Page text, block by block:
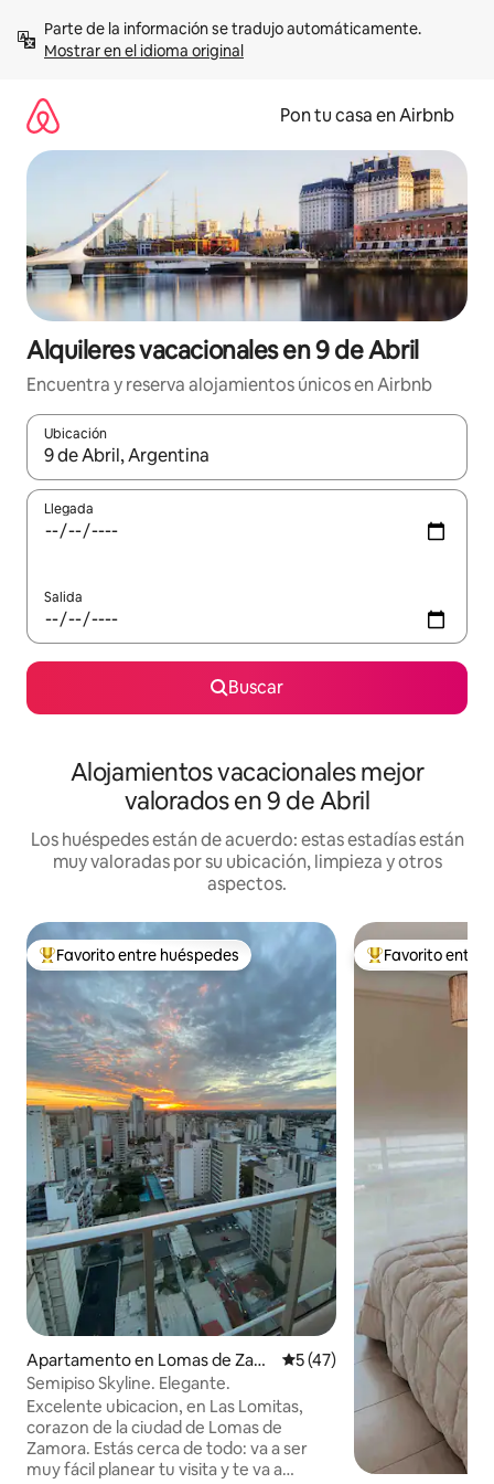
contenidoMostrar en el idioma original
Pon tu casa en Airbnb
Alquileres vacacionales en 9 de Abril
Encuentra y reserva alojamientos únicos en Airbnb
Ubicación
Cuando los resultados estén disponibles, navega con las
Llegada
Salida
Buscar
Alojamientos vacacionales mejor
valorados en 9 de Abril
Los huéspedes están de acuerdo: estas estadías están
muy valoradas por su ubicación, limpieza y otros
aspectos.
Favorito entre huéspedes preferido
Favorito entre huéspedes
Apartamento en Lomas de Zam
ora
Calificación promedio: 5 de
5 (47)
Semipiso Skyline. Elegante.
Excelente ubicacion, en Las Lomitas,
corazon de la ciudad de Lomas de
Zamora. Estás cerca de todo: va a ser
muy fácil planear tu visita y te va a
Favorito entre
Favorito entre